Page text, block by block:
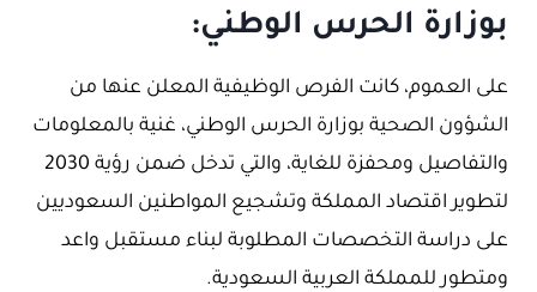
بوزارة الحرس الوطني:
على العموم، كانت الفرص الوظيفية المعلن عنها من
الشؤون الصحية بوزارة الحرس الوطني، غنية بالمعلومات
والتفاصيل ومحفزة للغاية، والتي تدخل ضمن رؤية 2030
لتطوير اقتصاد المملكة وتشجيع المواطنين السعوديين
على دراسة التخصصات المطلوبة لبناء مستقبل واعد
ومتطور للمملكة العربية السعودية.